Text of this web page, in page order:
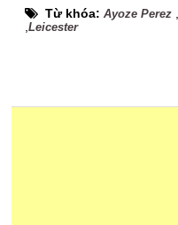
Từ khóa:Ayoze Perez
,Leicester